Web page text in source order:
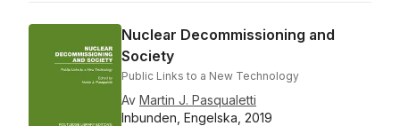
Nuclear Decommissioning and
Society
Public Links to a New Technology
Av Martin J. Pasqualetti
Inbunden, Engelska, 2019